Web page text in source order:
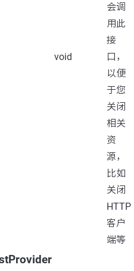
void
会调
用此
接
口，
以便
于您
关闭
相关
资
源，
比如
关闭
HTTP
客户
端等